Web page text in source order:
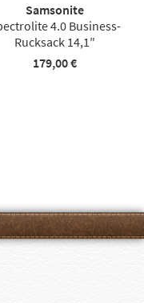
Samsonite
4.0 Business-
Rucksack 14,1″
179,00 €